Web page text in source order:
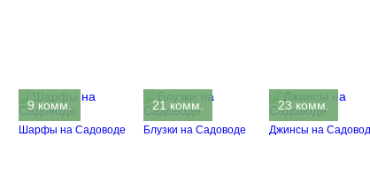
9 комм.
Шарфы на Садоводе
21 комм.
Блузки на Садоводе
23 комм.
Джинсы на